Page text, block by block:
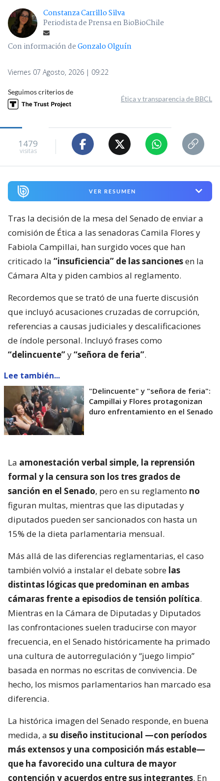
Constanza Carrillo Silva
Periodista de Prensa en BioBioChile
Con información deGonzalo Olguín
Viernes 07 Agosto, 2026 | 09:22
Seguimos criterios de
Ética y transparencia de BBCL
1479
visitas
VER RESUMEN
Tras la decisión de la mesa del Senado de enviar a
comisión de Ética a las senadoras Camila Flores y
Fabiola Campillai, han surgido voces que han
criticado la “insuficiencia” de las sancionesen la
Cámara Alta y piden cambios al reglamento.
Recordemos que se trató de una fuerte discusión
que incluyó acusaciones cruzadas de corrupción,
referencias a causas judiciales y descalificaciones
de índole personal. Incluyó frases como
“delincuente”y“señora de feria”.
Lee también...
"Delincuente" y "señora de feria":
Campillai y Flores protagonizan
duro enfrentamiento en el Senado
La amonestación verbal simple, la reprensión
formal y la censura son los tres grados de
sanción en el Senado, pero en su reglamento no
figuran multas, mientras que las diputadas y
diputados pueden ser sancionados con hasta un
15% de la dieta parlamentaria mensual.
Más allá de las diferencias reglamentarias, el caso
también volvió a instalar el debate sobre las
distintas lógicas que predominan en ambas
cámaras frente a episodios de tensión política.
Mientras en la Cámara de Diputadas y Diputados
las confrontaciones suelen traducirse con mayor
frecuencia, en el Senado históricamente ha primado
una cultura de autorregulación y “juego limpio”
basada en normas no escritas de convivencia. De
hecho, los mismos parlamentarios han marcado esa
diferencia.
La histórica imagen del Senado responde, en buena
medida, a su diseño institucional —con períodos
más extensos y una composición más estable—
que ha favorecido una cultura de mayor
contención y acuerdos entre sus integrantes. En